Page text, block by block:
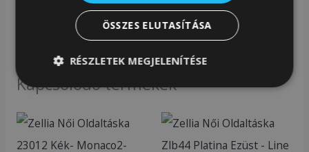
78209183
Zellia kézitáska
Kapcsolódó termékek
ÖSSZES ELUTASÍTÁSA
RÉSZLETEK MEGJELENÍTÉSE